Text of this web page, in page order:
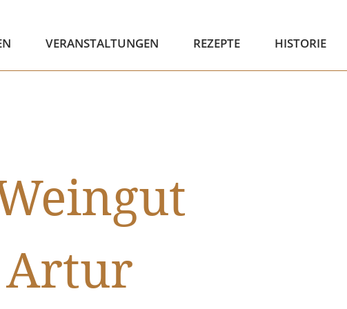
VERANSTALTUNGEN REZEPTE HISTORIE
Artur